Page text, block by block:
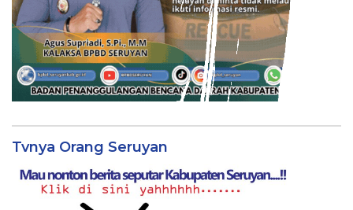
Tvnya Orang Seruyan